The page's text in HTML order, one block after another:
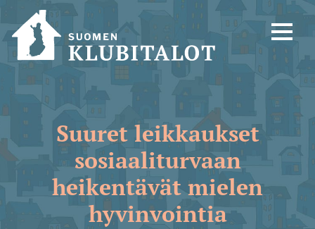
Suuret leikkaukset
sosiaaliturvaan
heikentävät mielen
hyvinvointia